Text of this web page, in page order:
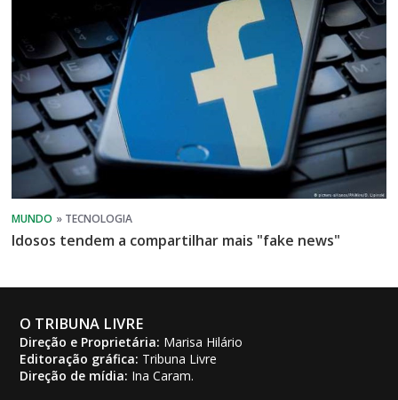
Idosos tendem a compartilhar mais "fake news"
O TRIBUNA LIVRE
Direção e Proprietária: Marisa Hilário
Editoração gráfica: Tribuna Livre
Direção de mídia: Ina Caram.